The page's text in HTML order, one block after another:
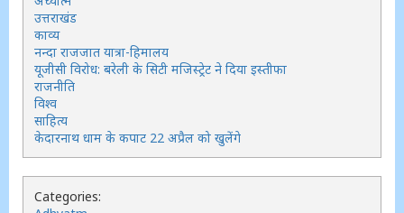
उत्तराखंड
काव्य
नन्दा राजजात यात्रा-हिमालय
यूजीसी विरोध: बरेली के सिटी मजिस्ट्रेट ने दिया इस्तीफा
राजनीति
विश्व
साहित्य
केदारनाथ धाम के कपाट 22 अप्रैल को खुलेंगे
Categories: